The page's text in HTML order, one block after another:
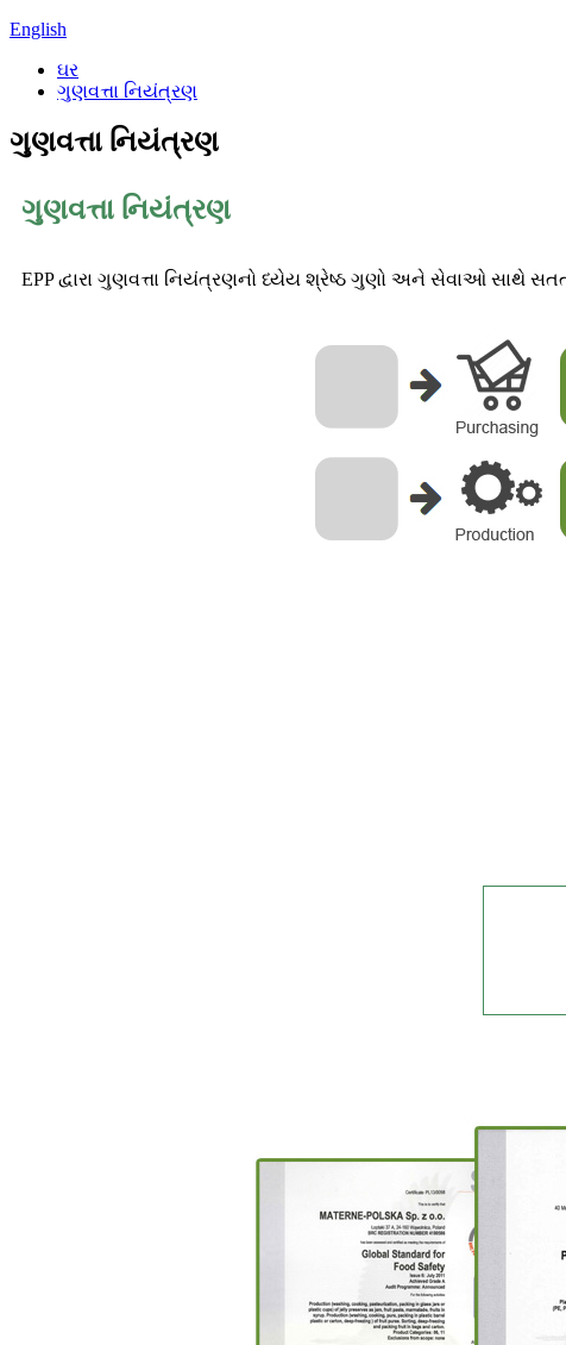
English
ઘર
ગુણવત્તા નિયંત્રણ
ગુણવત્તા નિયંત્રણ
ગુણવત્તા નિયંત્રણ
EPP દ્વારા ગુણવત્તા નિયંત્રણનો ધ્યેય શ્રેષ્ઠ ગુણો અને સેવાઓ સાથે